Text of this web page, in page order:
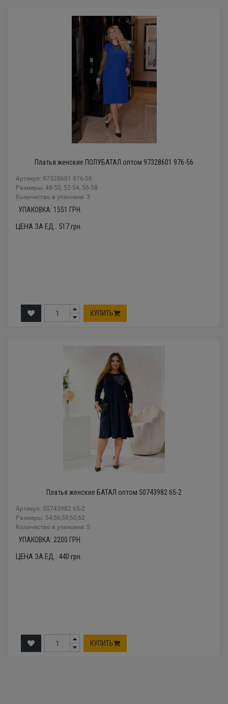
Платья женские ПОЛУБАТАЛ оптом 97328601 976-56
Артикул: 97328601 976-56
Размеры: 48-50, 52-54, 56-58
Количество в упаковке: 3
УПАКОВКА: 1551 ГРН.
ЦЕНА ЗА ЕД.: 517грн.
КУПИТЬ
Платья женские БАТАЛ оптом 50743982 65-2
Артикул: 50743982 65-2
Размеры: 54,56,58,60,62
Количество в упаковке: 5
УПАКОВКА: 2200 ГРН.
ЦЕНА ЗА ЕД.: 440 грн.
КУПИТЬ